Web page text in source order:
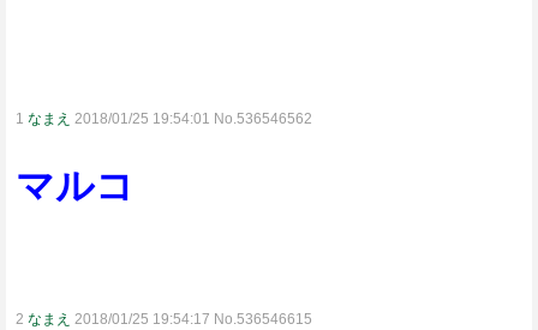
1 なまえ 2018/01/25 19:54:01 No.536546562
マルコ
2 なまえ 2018/01/25 19:54:17 No.536546615